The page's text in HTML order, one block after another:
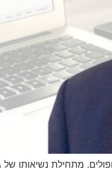
מתחילת נשיאותו